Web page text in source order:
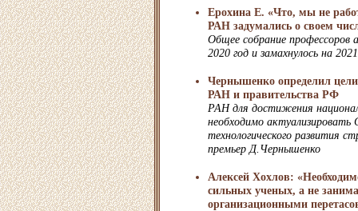
Ерохина Е. «Что, мы не
РАН задумались о своем
Общее собрание профессоров
2020 год и замахнулось на
Чернышенко определил
РАН и правительства РФ
РАН для достижения
необходимо
технологического развития
премьер Д.Чернышенко
Алексей Хохлов:
сильных ученых, а не
организационными